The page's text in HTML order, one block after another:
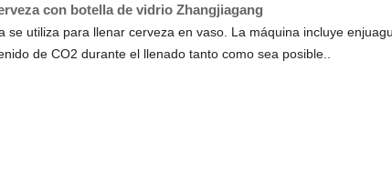
con botella de vidrio Zhangjiagang
se utiliza para llenar cerveza en vaso. La máquina incluye
de CO2 durante el llenado tanto como sea posible.